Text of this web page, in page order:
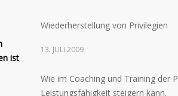
ist
Wiederherstellung von Privilegien
13. JULI 2009
Wie im Coaching und Training der
Leistungsfähigkeit steigern kann.